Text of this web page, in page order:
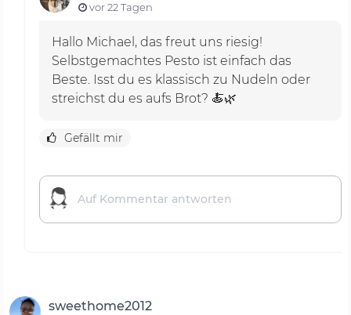
vor 22 Tagen
Hallo Michael, das freut uns riesig!
Selbstgemachtes Pesto ist einfach das
Beste. Isst du es klassisch zu Nudeln oder
streichst du es aufs Brot? 🍝🌿
Gefällt mir
sweethome2012